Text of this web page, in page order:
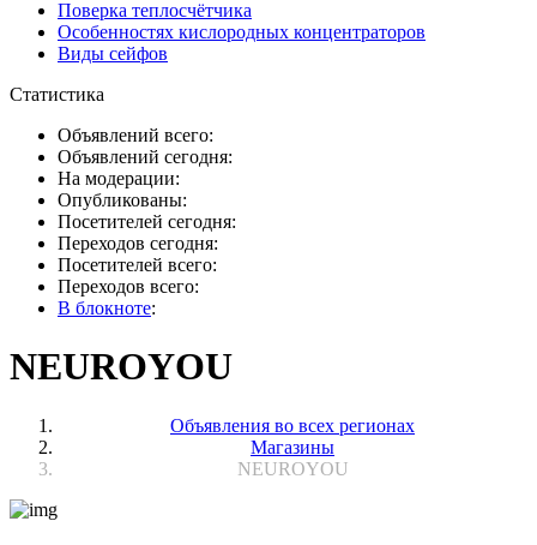
Поверка теплосчётчика
Особенностях кислородных концентраторов
Виды сейфов
Статистика
Объявлений всего:
Объявлений сегодня:
На модерации:
Опубликованы:
Посетителей сегодня:
Переходов сегодня:
Посетителей всего:
Переходов всего:
В блокноте:
NEUROYOU
Объявления во всех регионах
Магазины
NEUROYOU